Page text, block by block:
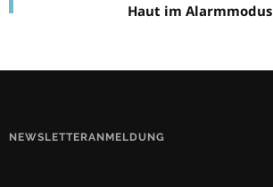
Haut im Alarmmodus
NEWSLETTERANMELDUNG